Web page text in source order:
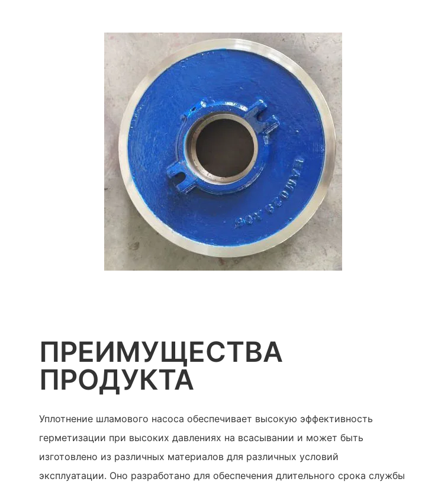
ПРЕИМУЩЕСТВА
ПРОДУКТА
Уплотнение шламового насоса обеспечивает высокую эффективность
герметизации при высоких давлениях на всасывании и может быть
изготовлено из различных материалов для различных условий
эксплуатации. Оно разработано для обеспечения длительного срока службы